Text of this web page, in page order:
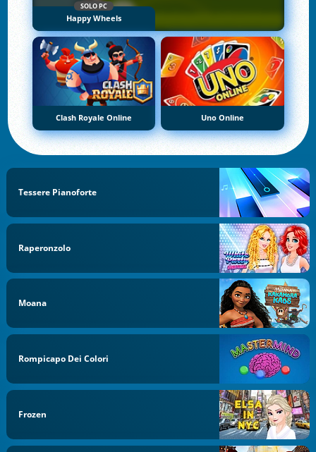
SOLO PC
Happy Wheels
Clash Royale Online Uno Online
Tessere Pianoforte
Raperonzolo
Moana
Rompicapo Dei Colori
Frozen